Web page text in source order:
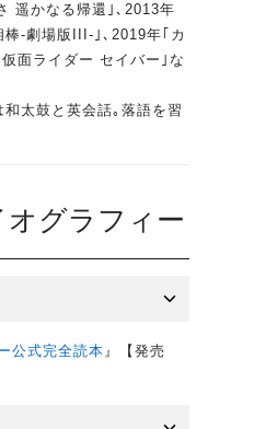
遥かなる帰還｣､2013年
-劇場版III-｣､2019年｢カ
面ライダー セイバー｣な
太鼓と英会話｡落語を習
オグラフィー
公式完全読本』【発売